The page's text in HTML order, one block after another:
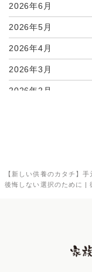
【新しい供養のカタチ】
後悔しない選択のために |
2026年6月
2026年5月
2026年4月
2026年3月
2026年2月
2025年10月